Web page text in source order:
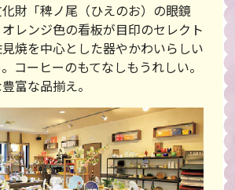
財「稗ノ尾（ひえのお）の眼鏡
レンジ色の看板が目印のセレクト
焼を中心とした器やかわいらしい
コーヒーのもてなしもうれしい。
富な品揃え。